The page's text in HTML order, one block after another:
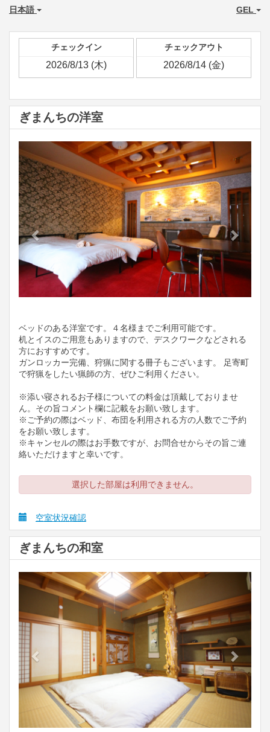
日本語 GEL
チェックイン チェックアウト
ぎまんちの洋室
Previous
ベッドのある洋室です。４名様までご利用可能です。
机とイスのご用意もありますので、デスクワークなどされる
方におすすめです。
ガンロッカー完備、狩猟に関する冊子もございます。 足寄町
で狩猟をしたい猟師の方、ぜひご利用ください。
※添い寝されるお子様についての料金は頂戴しておりませ
ん。その旨コメント欄に記載をお願い致します。
※ご予約の際はベッド、布団を利用される方の人数でご予約
をお願い致します。
※キャンセルの際はお手数ですが、お問合せからその旨ご連
絡いただけますと幸いです。
選択した部屋は利用できません。
空室状況確認
ぎまんちの和室
Previous Next